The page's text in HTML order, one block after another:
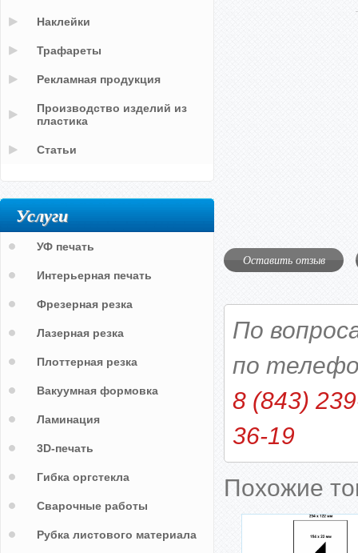
Оставить отзыв
По
по
8 (843)
36-19
Похожие
Наклейки
Трафареты
Рекламная продукция
Производство изделий из
пластика
Статьи
Услуги
УФ печать
Интерьерная печать
Фрезерная резка
Лазерная резка
Плоттерная резка
Вакуумная формовка
Ламинация
3D-печать
Гибка оргстекла
Сварочные работы
Рубка листового материала